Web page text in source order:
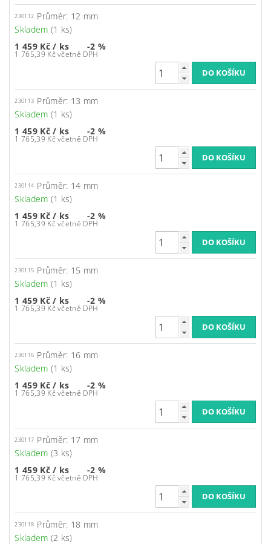
230112 Průměr: 12 mm
Skladem (1 ks)
1 459 Kč/ ks
1 765,39 Kč včetně DPH
-2 %
230113 Průměr: 13 mm
Skladem (1 ks)
1 459 Kč/ ks
1 765,39 Kč včetně DPH
-2 %
230114 Průměr: 14 mm
Skladem (1 ks)
1 459 Kč/ ks
1 765,39 Kč včetně DPH
-2 %
230115 Průměr: 15 mm
Skladem (1 ks)
1 459 Kč/ ks
1 765,39 Kč včetně DPH
-2 %
230116 Průměr: 16 mm
Skladem (1 ks)
1 459 Kč/ ks
1 765,39 Kč včetně DPH
-2 %
230117 Průměr: 17 mm
Skladem (3 ks)
1 459 Kč/ ks
1 765,39 Kč včetně DPH
-2 %
230118 Průměr: 18 mm
Skladem (2 ks)